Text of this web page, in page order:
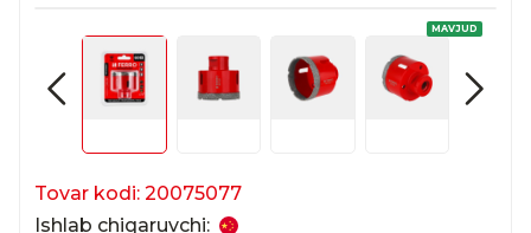
MAVJUD
Tovar kodi: 20075077
Ishlab chiqaruvchi: